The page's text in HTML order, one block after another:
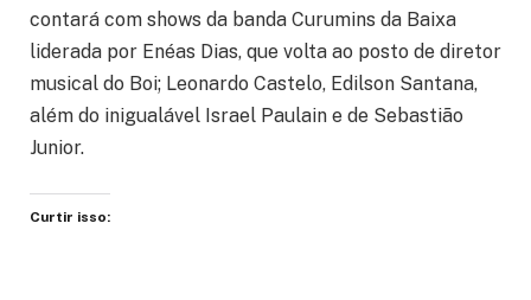
contará com shows da banda Curumins da Baixa
liderada por Enéas Dias, que volta ao posto de diretor
musical do Boi; Leonardo Castelo, Edilson Santana,
além do inigualável Israel Paulain e de Sebastião
Junior.
Curtir isso: